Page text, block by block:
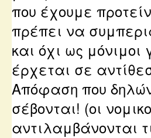
που έχουμε
πρέπει να
και όχι ως μόνιμοι
έρχεται σε
Απόφαση που
σέβονται! (οι
αντιλαμβάνονται